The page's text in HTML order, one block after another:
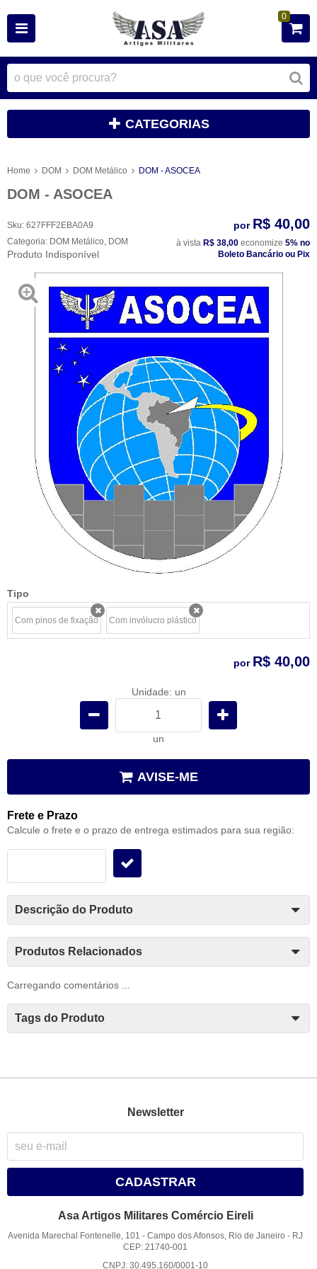
0
CATEGORIAS
Home DOM DOM Metálico DOM - ASOCEA
DOM - ASOCEA
Sku: 627FFF2EBA0A9
Categoria: DOM Metálico DOM
Produto Indisponível
por R$ 40,00
à vista R$ 38,00 economize 5% no
Boleto Bancário ou Pix
Tipo
Com pinos de fixação
x Com invólucro plástico
x
por R$ 40,00
Unidade: un
un
AVISE-ME
Frete e Prazo
Calcule o frete e o prazo de entrega estimados para sua região:
Descrição do Produto
Produtos Relacionados
Carregando comentários ...
Tags do Produto
Newsletter
CADASTRAR
Asa Artigos Militares Comércio Eireli
Avenida Marechal Fontenelle, 101 -Campo dos Afonsos, Rio de Janeiro - RJ
CEP: 21740-001
CNPJ: 30.495.160/0001-10